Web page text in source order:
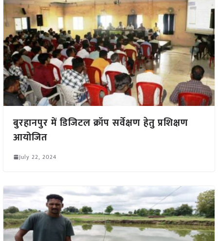
बुरहानपुर में डिजिटल क्रॉप सर्वेक्षण हेतु प्रशिक्षण
आयोजित
July 22, 2024